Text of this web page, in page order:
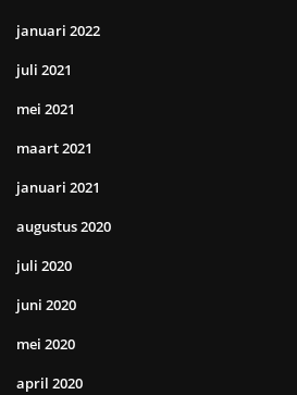
januari 2022
juli 2021
mei 2021
maart 2021
januari 2021
augustus 2020
juli 2020
juni 2020
mei 2020
april 2020